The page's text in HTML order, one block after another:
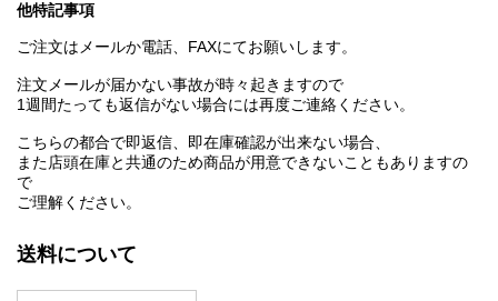
他特記事項
ご注文はメールか電話、FAXにてお願いします。
注文メールが届かない事故が時々起きますので
1週間たっても返信がない場合には再度ご連絡ください。
こちらの都合で即返信、即在庫確認が出来ない場合、
また店頭在庫と共通のため商品が用意できないこともありますの
で
ご理解ください。
送料について